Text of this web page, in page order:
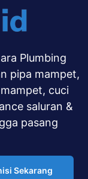
Plumbing
pipa mampet,
cuci
saluran &
pasang
Sekarang